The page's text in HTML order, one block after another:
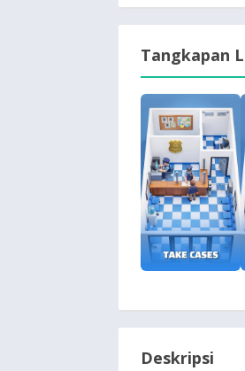
Tangkapan
Deskripsi